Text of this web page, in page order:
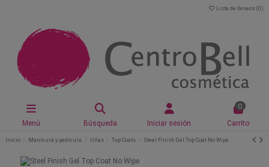
Lista de deseos (0 )
Menú Búsqueda Iniciar sesión
0
Carrito
Inicio Manicura y pedicura Uñas Top Coats Steel Finish Gel Top Coat No Wipe